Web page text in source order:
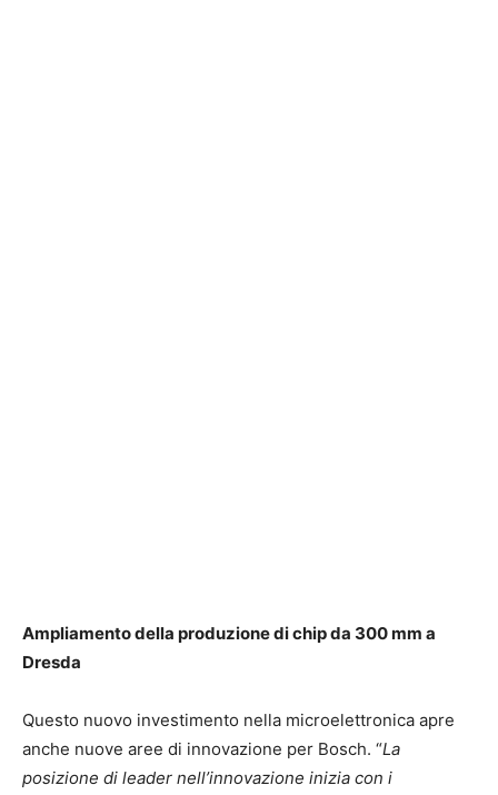
Ampliamento della produzione di chip da 300 mm a
Dresda
Questo nuovo investimento nella microelettronica apre
anche nuove aree di innovazione per Bosch. “La
posizione di leader nell’innovazione inizia con i